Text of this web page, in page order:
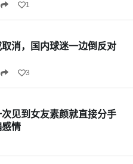
1
消，国内球迷一边倒反对
3
见到女友素颜就直接分手
情